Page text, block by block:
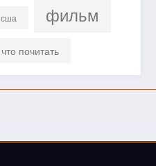
сша фильм
что почитать